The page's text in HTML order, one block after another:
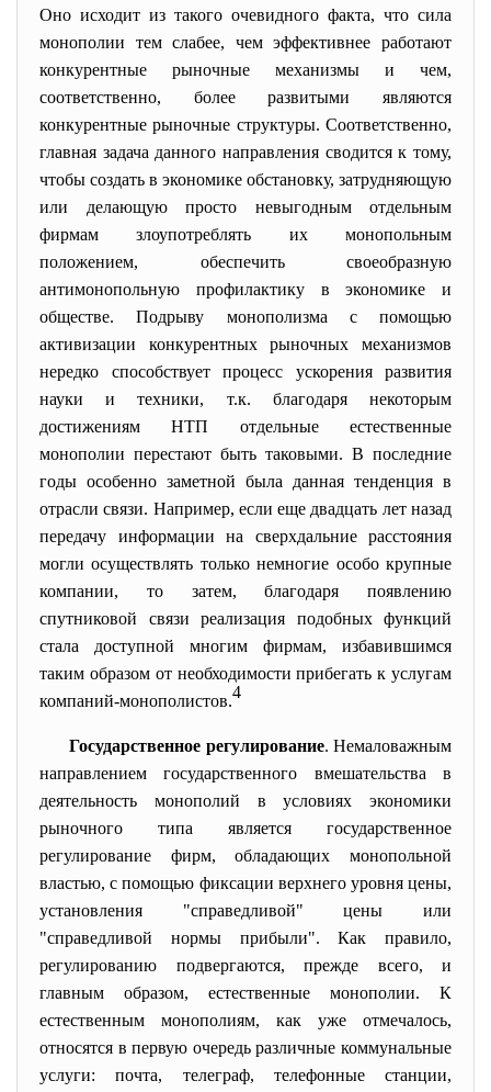
Оно исходит из такого очевидного факта, что сила
монополии тем слабее, чем эффективнее работают
конкурентные рыночные механизмы и чем,
соответственно, более развитыми являются
конкурентные рыночные структуры. Соответственно,
главная задача данного направления сводится к тому,
чтобы создать в экономике обстановку, затрудняющую
или делающую просто невыгодным отдельным
фирмам злоупотреблять их монопольным
положением, обеспечить своеобразную
антимонопольную профилактику в экономике и
обществе. Подрыву монополизма с помощью
активизации конкурентных рыночных механизмов
нередко способствует процесс ускорения развития
науки и техники, т.к. благодаря некоторым
достижениям НТП отдельные естественные
монополии перестают быть таковыми. В последние
годы особенно заметной была данная тенденция в
отрасли связи. Например, если еще двадцать лет назад
передачу информации на сверхдальние расстояния
могли осуществлять только немногие особо крупные
компании, то затем, благодаря появлению
спутниковой связи реализация подобных функций
стала доступной многим фирмам, избавившимся
таким образом от необходимости прибегать к услугам
компаний-монополистов.4
Государственное регулирование. Немаловажным
направлением государственного вмешательства в
деятельность монополий в условиях экономики
рыночного типа является государственное
регулирование фирм, обладающих монопольной
властью, с помощью фиксации верхнего уровня цены,
установления "справедливой" цены или
"справедливой нормы прибыли". Как правило,
регулированию подвергаются, прежде всего, и
главным образом, естественные монополии. К
естественным монополиям, как уже отмечалось,
относятся в первую очередь различные коммунальные
услуги: почта, телеграф, телефонные станции,